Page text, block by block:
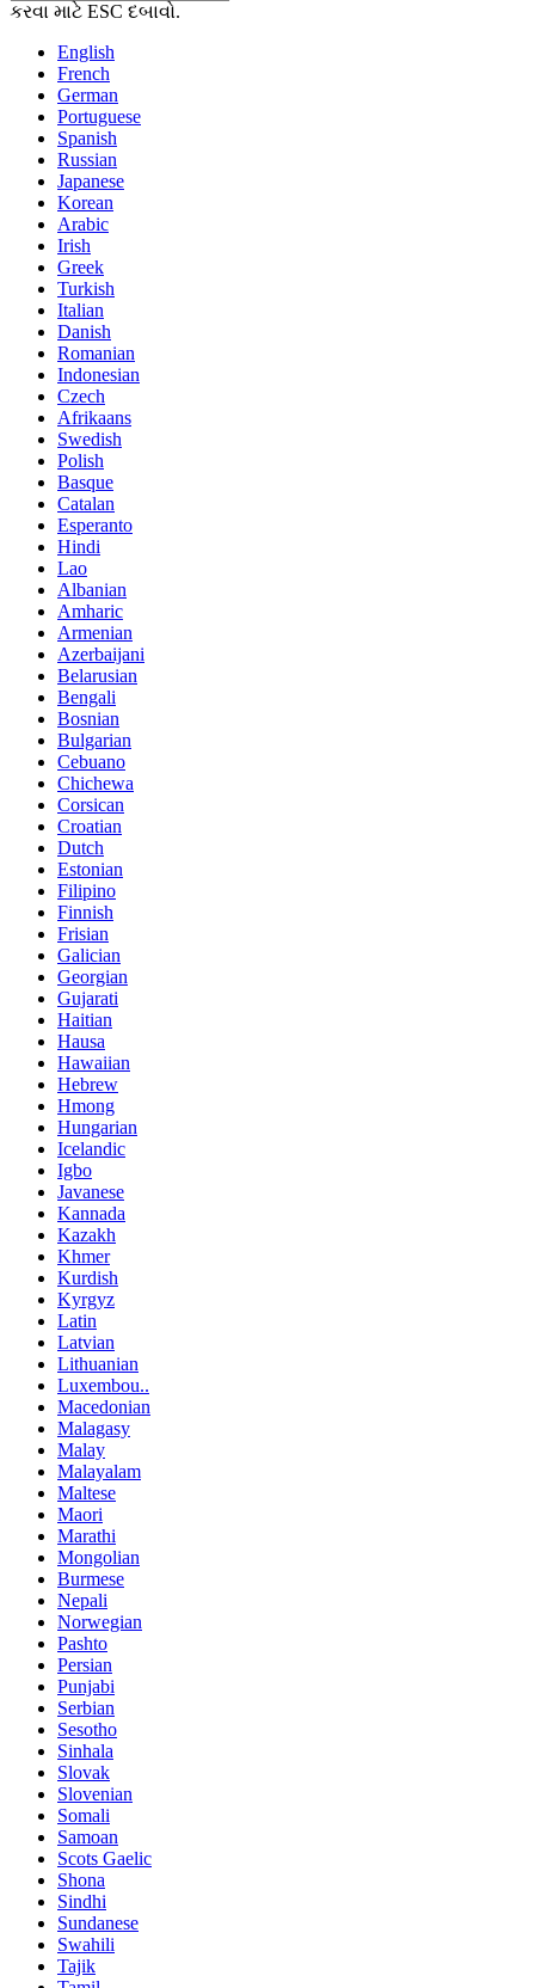
કરવા માટે ESC દબાવો.
English
French
German
Portuguese
Spanish
Russian
Japanese
Korean
Arabic
Irish
Greek
Turkish
Italian
Danish
Romanian
Indonesian
Czech
Afrikaans
Swedish
Polish
Basque
Catalan
Esperanto
Hindi
Lao
Albanian
Amharic
Armenian
Azerbaijani
Belarusian
Bengali
Bosnian
Bulgarian
Cebuano
Chichewa
Corsican
Croatian
Dutch
Estonian
Filipino
Finnish
Frisian
Galician
Georgian
Gujarati
Haitian
Hausa
Hawaiian
Hebrew
Hmong
Hungarian
Icelandic
Igbo
Javanese
Kannada
Kazakh
Khmer
Kurdish
Kyrgyz
Latin
Latvian
Lithuanian
Luxembou..
Macedonian
Malagasy
Malay
Malayalam
Maltese
Maori
Marathi
Mongolian
Burmese
Nepali
Norwegian
Pashto
Persian
Punjabi
Serbian
Sesotho
Sinhala
Slovak
Slovenian
Somali
Samoan
Scots Gaelic
Shona
Sindhi
Sundanese
Swahili
Tajik